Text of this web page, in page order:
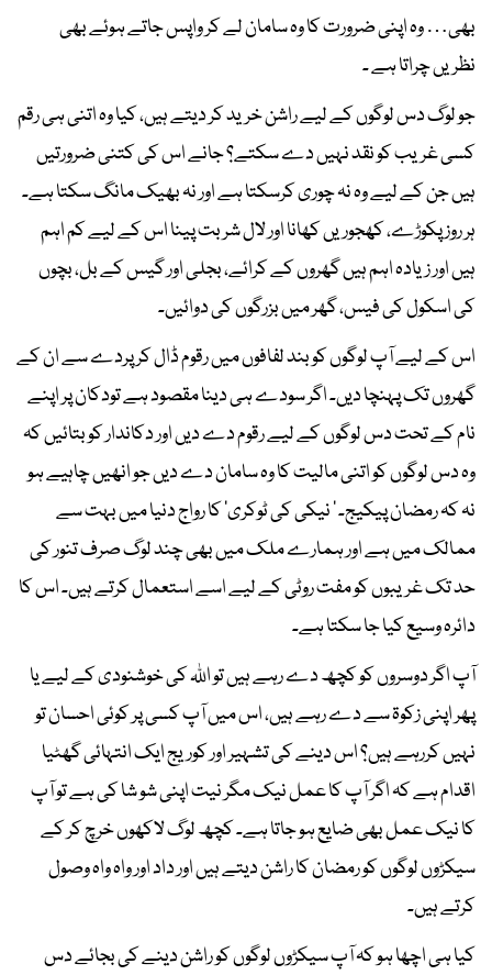
بھی… وہ اپنی ضرورت کا وہ سامان لے کر واپس جاتے ہوئے بھی
نظریں چراتا ہے ۔
جو لوگ دس لوگوں کے لیے راشن خرید کر دیتے ہیں، کیا وہ اتنی ہی رقم
کسی غریب کو نقد نہیں دے سکتے؟ جانے اس کی کتنی ضرورتیں
ہیں جن کے لیے وہ نہ چوری کرسکتا ہے اور نہ بھیک مانگ سکتا ہے۔
ہر روز پکوڑے، کھجوریں کھانا اور لال شربت پینا اس کے لیے کم اہم
ہیں اور زیادہ اہم ہیں گھروں کے کرائے، بجلی اور گیس کے بل، بچوں
کی اسکول کی فیس، گھر میں بزرگوں کی دوائیں۔
اس کے لیے آپ لوگوں کو بند لفافوں میں رقوم ڈال کر پردے سے ان کے
گھروں تک پہنچا دیں۔ اگر سودے ہی دینا مقصود ہے تودکان پر اپنے
نام کے تحت دس لوگوں کے لیے رقوم دے دیں اور دکاندار کو بتائیں کہ
وہ دس لوگوں کو اتنی مالیت کا وہ سامان دے دیں جو انھیں چاہیے ہو
نہ کہ رمضان پیکیج۔ ’ نیکی کی ٹوکری‘ کا رواج دنیا میں بہت سے
ممالک میں ہے اور ہمارے ملک میں بھی چند لوگ صرف تنور کی
حد تک غریبوں کو مفت روٹی کے لیے اسے استعمال کرتے ہیں۔ اس کا
دائرہ وسیع کیا جا سکتا ہے۔
آپ اگر دوسروں کو کچھ دے رہے ہیں تو اللہ کی خوشنودی کے لیے یا
پھر اپنی زکوۃ سے دے رہے ہیں، اس میں آپ کسی پر کوئی احسان تو
نہیں کررہے ہیں؟ اس دینے کی تشہیر اور کوریج ایک انتہائی گھٹیا
اقدام ہے کہ اگر آپ کا عمل نیک مگر نیت اپنی شو شا کی ہے تو آپ
کا نیک عمل بھی ضایع ہو جاتا ہے۔ کچھ لوگ لاکھوں خرچ کر کے
سیکڑوں لوگوں کو رمضان کا راشن دیتے ہیں اور داد اور واہ واہ وصول
کرتے ہیں۔
کیا ہی اچھا ہو کہ آپ سیکڑوں لوگوں کو راشن دینے کی بجائے دس